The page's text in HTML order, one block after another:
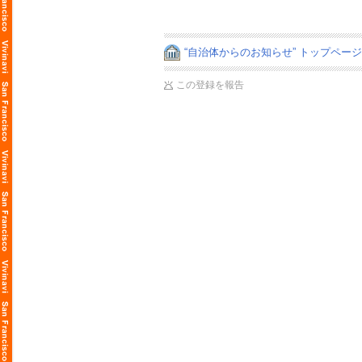
“自治体からのお知らせ” トップペー
この登録を報告